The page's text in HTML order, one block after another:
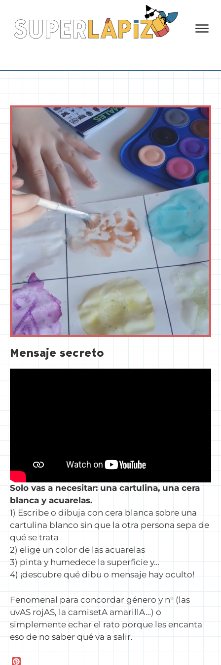
Mensaje secreto
Solo vas a necesitar: una cartulina, una cera
blanca y acuarelas.
1) Escribe o dibuja con cera blanca sobre una
cartulina blanco sin que la otra persona sepa de
qué se trata
2) elige un color de las acuarelas
3) pinta y humedece la superficie y…
4) ¡descubre qué dibu o mensaje hay oculto!
Fenomenal para concordar género y n° (las
uvAS rojAS, la camisetA amarillA…) o
simplemente echar el rato porque les encanta
eso de no saber qué va a salir.